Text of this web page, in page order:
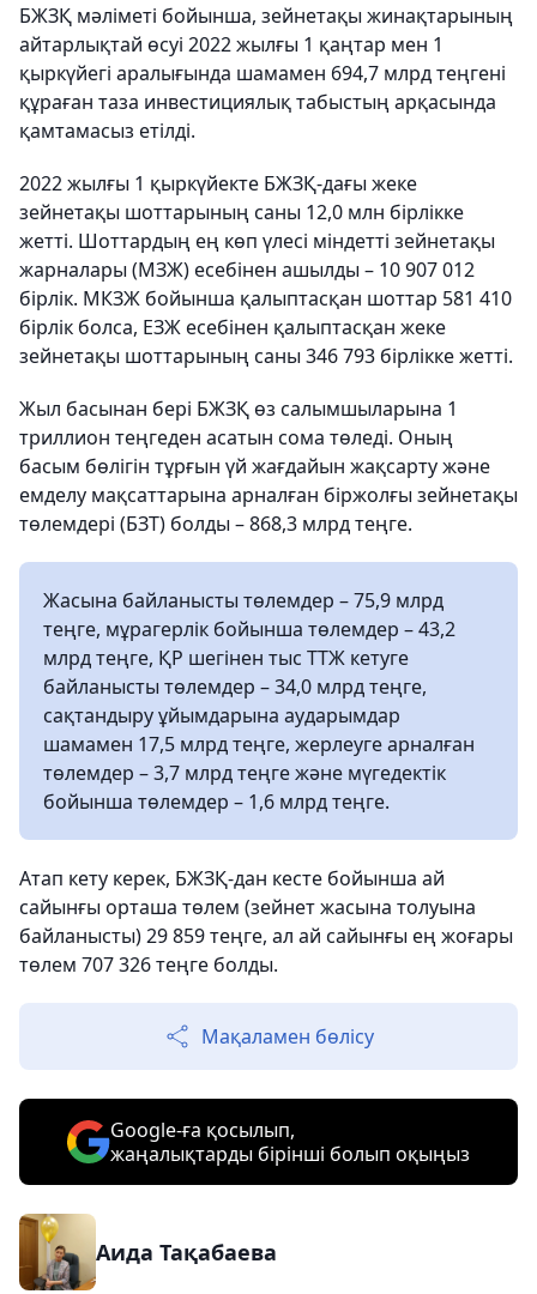
БЖЗҚ мәліметі бойынша, зейнетақы жинақтарының
айтарлықтай өсуі 2022 жылғы 1 қаңтар мен 1
қыркүйегі аралығында шамамен 694,7 млрд теңгені
құраған таза инвестициялық табыстың арқасында
қамтамасыз етілді.
2022 жылғы 1 қыркүйекте БЖЗҚ-дағы жеке
зейнетақы шоттарының саны 12,0 млн бірлікке
жетті. Шоттардың ең көп үлесі міндетті зейнетақы
жарналары (МЗЖ) есебінен ашылды – 10 907 012
бірлік. МКЗЖ бойынша қалыптасқан шоттар 581 410
бірлік болса, ЕЗЖ есебінен қалыптасқан жеке
зейнетақы шоттарының саны 346 793 бірлікке жетті.
Жыл басынан бері БЖЗҚ өз салымшыларына 1
триллион теңгеден асатын сома төледі. Оның
басым бөлігін тұрғын үй жағдайын жақсарту және
емделу мақсаттарына арналған біржолғы зейнетақы
төлемдері (БЗТ) болды – 868,3 млрд теңге.
Жасына байланысты төлемдер – 75,9 млрд
теңге, мұрагерлік бойынша төлемдер – 43,2
млрд теңге, ҚР шегінен тыс ТТЖ кетуге
байланысты төлемдер – 34,0 млрд теңге,
сақтандыру ұйымдарына аударымдар
шамамен 17,5 млрд теңге, жерлеуге арналған
төлемдер – 3,7 млрд теңге және мүгедектік
бойынша төлемдер – 1,6 млрд теңге.
Атап кету керек, БЖЗҚ-дан кесте бойынша ай
сайынғы орташа төлем (зейнет жасына толуына
байланысты) 29 859 теңге, ал ай сайынғы ең жоғары
төлем 707 326 теңге болды.
Мақаламен бөлісу
Google-ға қосылып,
жаңалықтарды бірінші болып оқыңыз
Аида Тақабаева